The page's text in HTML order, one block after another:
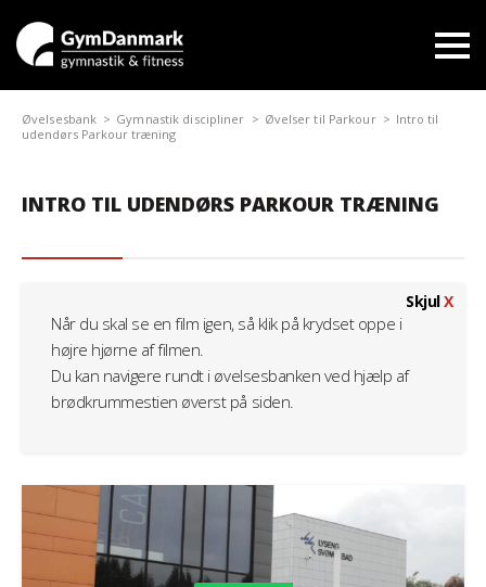
Øvelsesbank Gymnastik discipliner Øvelser til Parkour
Intro til
udendørs Parkour træning
INTRO TIL UDENDØRS PARKOUR TRÆNING
Når du skal se en film igen, så klik på krydset oppe i
højre hjørne af filmen.
Du kan navigere rundt i øvelsesbanken ved hjælp af
brødkrummestien øverst på siden.
SkjulX